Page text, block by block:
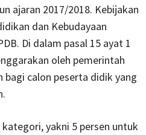
ajaran 2017/2018. Kebijakan
dan Kebudayaan
Di dalam pasal 15 ayat 1
oleh pemerintah
bagi calon peserta didik yang
yakni 5 persen untuk